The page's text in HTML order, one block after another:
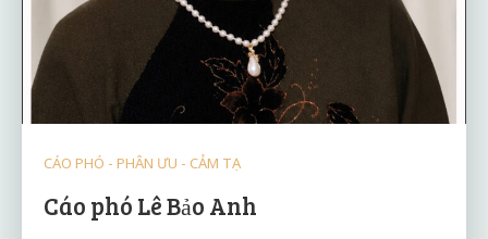
CÁO PHÓ - PHÂN ƯU - CẢM TẠ
Cáo phó Lê Bảo Anh